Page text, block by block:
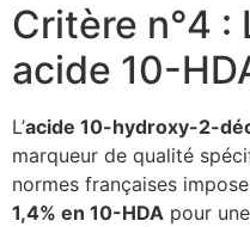
Critère n°4 :
acide 10-
L’acide 10-hydroxy-2-
marqueur de qualité
normes françaises
1,4% en 10-HDA pour